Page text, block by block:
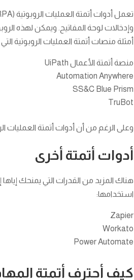
وإدخالات لوحة المفاتيح. ويمكن لهذه
أمثلة منصات أتمتة العمليات الروبوتية
منصة أتمتة الأعمال UiPath
Automation Anywhere
SS&C Blue Prism
TruBot
وعلى الرغم من أن أدوات أتمتة العمليات
أدوات أتمتة أخرى
هناك المزيد من القدرات التي يمنحك
استخدامها:
Zapier
Workato
Power Automate
كيف أحترف أتمتة